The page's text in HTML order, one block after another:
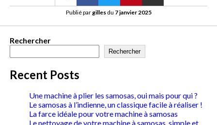
Publié par gillesdu 7 janvier 2025
Rechercher
Rechercher
Recent Posts
Une machine à plier les samosas, oui mais pour qui ?
Le samosas à l’indienne, un classique facile à réaliser !
La farce idéale pour votre machine à samosas
Le nettoyage de votre machine à samosas, simple et